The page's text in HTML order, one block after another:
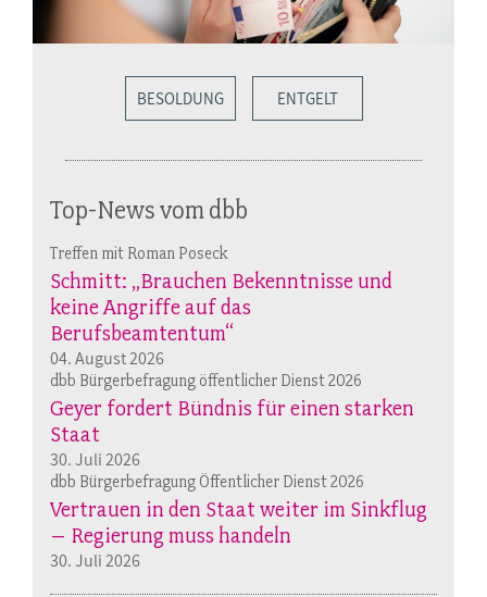
BESOLDUNG ENTGELT
Top-News vom dbb
Treffen mit Roman Poseck
Schmitt: „Brauchen Bekenntnisse und
keine Angriffe auf das
Berufsbeamtentum“
04. August 2026
dbb Bürgerbefragung öffentlicher Dienst 2026
Geyer fordert Bündnis für einen starken
Staat
30. Juli 2026
dbb Bürgerbefragung Öffentlicher Dienst 2026
Vertrauen in den Staat weiter im Sinkflug
– Regierung muss handeln
30. Juli 2026